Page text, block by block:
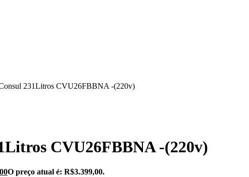
231Litros CVU26FBBNA -(220v)
CVU26FBBNA -(220v)
O preço atual é: R$3.399,00.